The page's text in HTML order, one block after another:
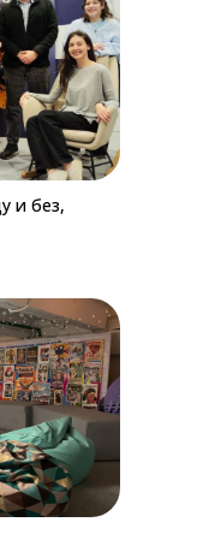
и без,